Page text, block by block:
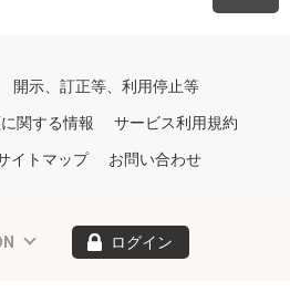
開示、訂正等、利用停止等
関する情報 サービス利用規約
イトマップ お問い合わせ
ログイン